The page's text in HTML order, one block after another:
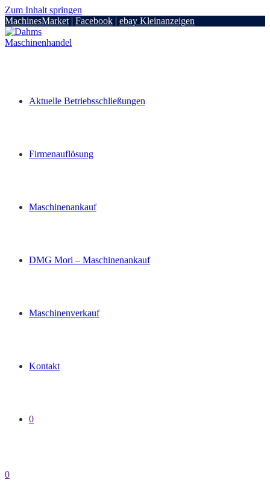
Zum Inhalt springen
MachinesMarket | Facebook | ebay Kleinanzeigen
Aktuelle Betriebsschließungen
Firmenauflösung
Maschinenankauf
DMG Mori – Maschinenankauf
Maschinenverkauf
Kontakt
0
0